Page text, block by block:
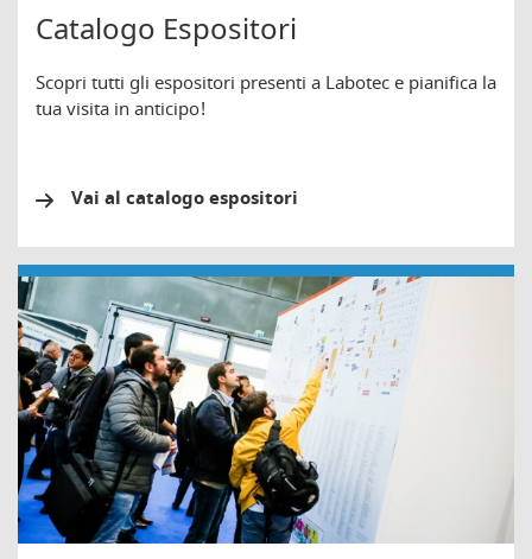
Catalogo Espositori
Scopri tutti gli espositori presenti a Labotec e pianifica la
tua visita in anticipo!
Vai al catalogo espositori